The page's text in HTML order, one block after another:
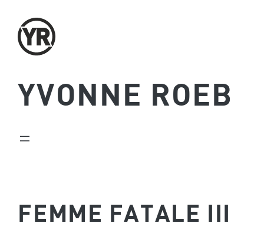
Inhalt
springen
YVONNE ROEB
FEMME FATALE III